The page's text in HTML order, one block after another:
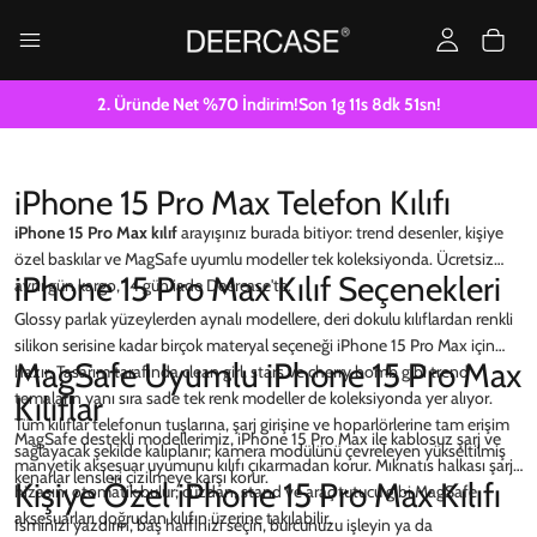
2. Üründe Net %70 İndirim!Son1g11s8dk 50sn!
iPhone 15 Pro Max Telefon Kılıfı
iPhone 15 Pro Max kılıfarayışınız burada bitiyor: trend desenler, kişiye
özel baskılar ve MagSafe uyumlu modeller tek koleksiyonda. Ücretsiz
aynı gün kargo, 14 gün iade Deercase'te.
iPhone 15 Pro Max Kılıf Seçenekleri
Glossy parlak yüzeylerden aynalı modellere, deri dokulu kılıflardan renkli
silikon serisine kadar birçok materyal seçeneği iPhone 15 Pro Max için
hazır. Tasarım tarafında clean girl, stars ve cherry bomb gibi trend
temaların yanı sıra sade tek renk modeller de koleksiyonda yer alıyor.
Tüm kılıflar telefonun tuşlarına, şarj girişine ve hoparlörlerine tam erişim
sağlayacak şekilde kalıplanır; kamera modülünü çevreleyen yükseltilmiş
kenarlar lensleri çizilmeye karşı korur.
MagSafe Uyumlu iPhone 15 Pro Max
Kılıflar
MagSafe destekli modellerimiz, iPhone 15 Pro Max ile kablosuz şarj ve
manyetik aksesuar uyumunu kılıfı çıkarmadan korur. Mıknatıs halkası şarj
hizasını otomatik bulur; cüzdan, stand ve araç tutucu gibi MagSafe
aksesuarları doğrudan kılıfın üzerine takılabilir.
Kişiye Özel iPhone 15 Pro Max Kılıfı
İsminizi yazdırın, baş harfinizi seçin, burcunuzu işleyin ya da